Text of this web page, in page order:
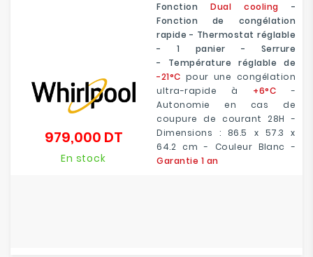
Fonction Dual cooling -
Fonction de congélation
rapide - Thermostat réglable
- 1 panier - Serrure
- Température réglable de
-21°C pour une congélation
ultra-rapide à
+6°C
-
Autonomie en cas de
coupure de courant 28H -
Dimensions : 86.5 x 57.3 x
64.2 cm - Couleur Blanc -
Garantie 1 an
979,000 DTPrix
En stock